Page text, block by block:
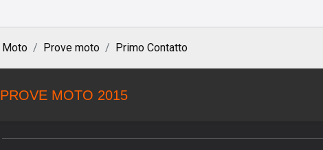
Moto Prove moto Primo Contatto
PROVE MOTO 2015